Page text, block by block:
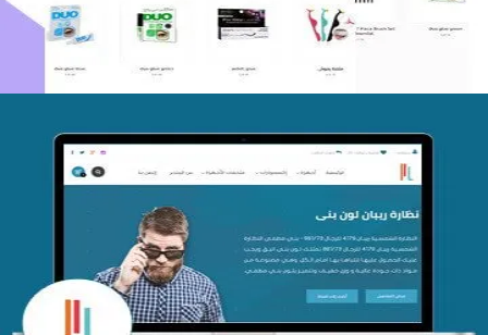
تصميم متجر اي كير
التفاصيل